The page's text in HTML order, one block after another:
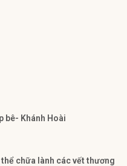
bê- Khánh Hoài
chữa lành các vết thương